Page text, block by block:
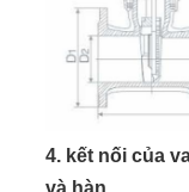
4. kết nối của
và hàn